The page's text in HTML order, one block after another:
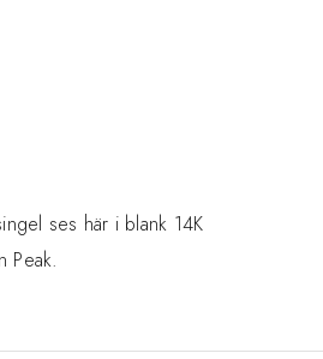
ses här i blank 14K
Peak.